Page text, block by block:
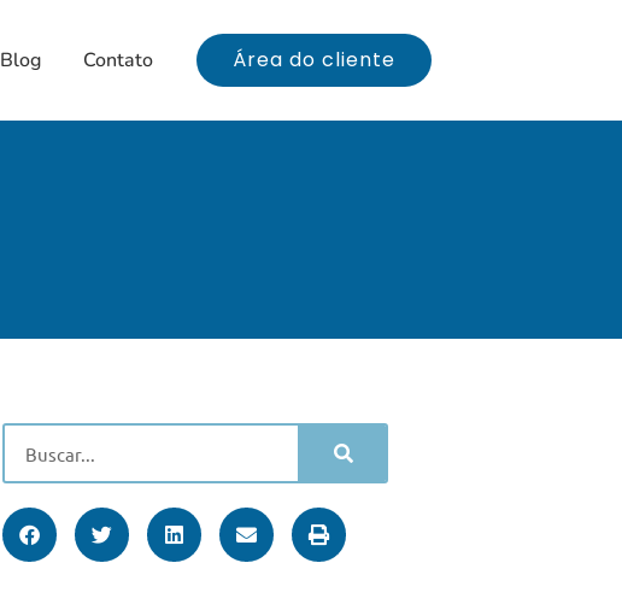
Blog Contato Área do cliente